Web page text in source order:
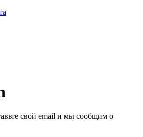
свой email и мы сообщим о